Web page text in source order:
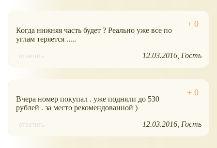
Когда нижняя часть будет ? Реально уже все по
углам теряется .....
ответить 12.03.2016 Гость
Вчера номер покупал . уже подняли до 530
рублей . за место рекомендованной )
ответить 12.03.2016 Гость